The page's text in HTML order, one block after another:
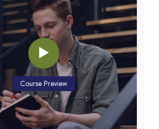
Course Preview